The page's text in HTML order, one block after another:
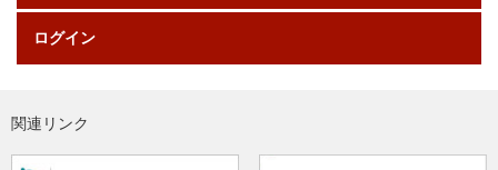
ログイン
関連リンク